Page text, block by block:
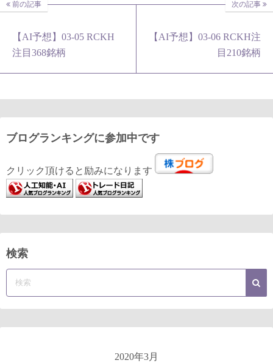
前の記事
【AI予想】03-05 RCKH
注目368銘柄
次の記事
【AI予想】03-06 RCKH注
目210銘柄
ブログランキングに参加中です
クリック頂けると励みになります
検索
2020年3月